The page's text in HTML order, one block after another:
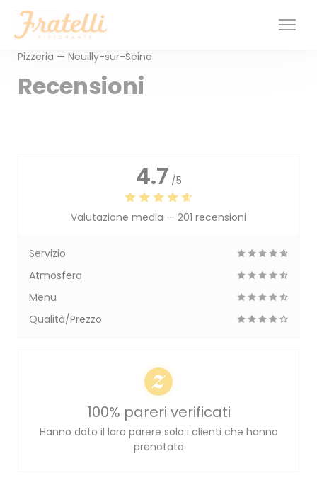
Personalizzazione delle tue scelte sui cookie
Pizzeria — Neuilly-sur-Seine
Recensioni
4.7 /5
Valutazione media — 201 recensioni
Servizio
Atmosfera
Menu
Qualità/Prezzo
100% pareri verificati
Hanno dato il loro parere solo i clienti che hanno
prenotato